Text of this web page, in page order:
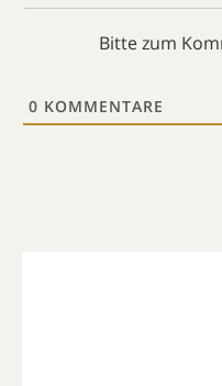
Bitte zum
0 KOMMENTARE